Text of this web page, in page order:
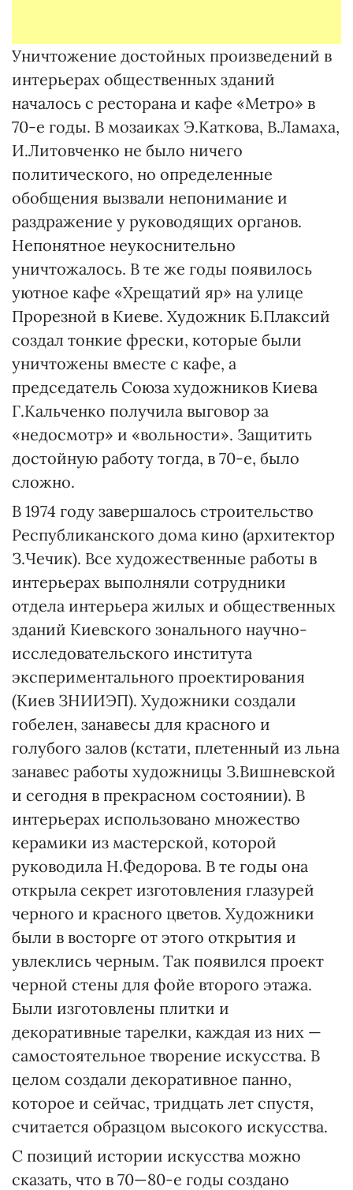
Уничтожение достойных произведений в
интерьерах общественных зданий
началось с ресторана и кафе «Метро» в
70-е годы. В мозаиках Э.Каткова, В.Ламаха,
И.Литовченко не было ничего
политического, но определенные
обобщения вызвали непонимание и
раздражение у руководящих органов.
Непонятное неукоснительно
уничтожалось. В те же годы появилось
уютное кафе «Хрещатий яр» на улице
Прорезной в Киеве. Художник Б.Плаксий
создал тонкие фрески, которые были
уничтожены вместе с кафе, а
председатель Союза художников Киева
Г.Кальченко получила выговор за
«недосмотр» и «вольности». Защитить
достойную работу тогда, в 70-е, было
сложно.
В 1974 году завершалось строительство
Республиканского дома кино (архитектор
З.Чечик). Все художественные работы в
интерьерах выполняли сотрудники
отдела интерьера жилых и общественных
зданий Киевского зонального научно-
исследовательского института
экспериментального проектирования
(Киев ЗНИИЭП). Художники создали
гобелен, занавесы для красного и
голубого залов (кстати, плетенный из льна
занавес работы художницы З.Вишневской
и сегодня в прекрасном состоянии). В
интерьерах использовано множество
керамики из мастерской, которой
руководила Н.Федорова. В те годы она
открыла секрет изготовления глазурей
черного и красного цветов. Художники
были в восторге от этого открытия и
увлеклись черным. Так появился проект
черной стены для фойе второго этажа.
Были изготовлены плитки и
декоративные тарелки, каждая из них —
самостоятельное творение искусства. В
целом создали декоративное панно,
которое и сейчас, тридцать лет спустя,
считается образцом высокого искусства.
С позиций истории искусства можно
сказать, что в 70—80-е годы создано